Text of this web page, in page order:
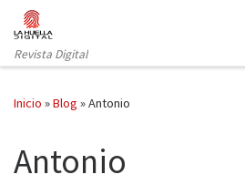
Saltar al contenido
Revista Digital
Inicio »Blog »Antonio
Antonio